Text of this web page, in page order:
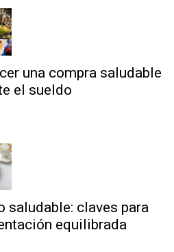
una compra saludable
el sueldo
saludable: claves para
equilibrada